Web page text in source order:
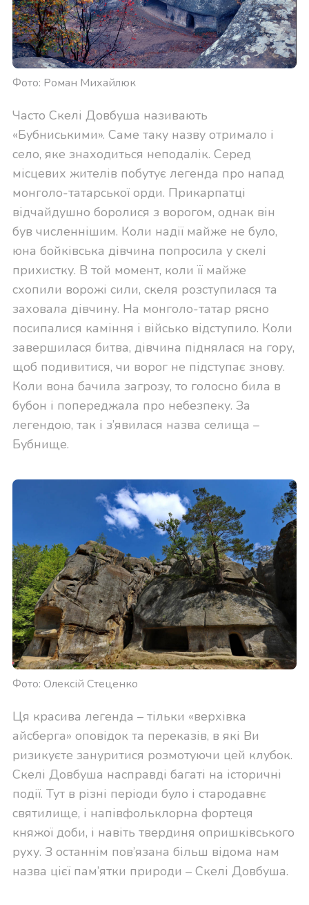
Фото: Роман Михайлюк
Часто Скелі Довбуша називають
«Бубниськими». Саме таку назву отримало і
село, яке знаходиться неподалік. Серед
місцевих жителів побутує легенда про напад
монголо-татарської орди. Прикарпатці
відчайдушно боролися з ворогом, однак він
був численнішим. Коли надії майже не було,
юна бойківська дівчина попросила у скелі
прихистку. В той момент, коли її майже
схопили ворожі сили, скеля розступилася та
заховала дівчину. На монголо-татар рясно
посипалися каміння і військо відступило. Коли
завершилася битва, дівчина піднялася на гору,
щоб подивитися, чи ворог не підступає знову.
Коли вона бачила загрозу, то голосно била в
бубон і попереджала про небезпеку. За
легендою, так і з’явилася назва селища –
Бубнище.
Фото: Олексій Стеценко
Ця красива легенда – тільки «верхівка
айсберга» оповідок та переказів, в які Ви
ризикуєте зануритися розмотуючи цей клубок.
Скелі Довбуша насправді багаті на історичні
події. Тут в різні періоди було і стародавнє
святилище, і напівфольклорна фортеця
княжої доби, і навіть твердиня опришківського
руху. З останнім пов’язана більш відома нам
назва цієї пам’ятки природи – Скелі Довбуша.